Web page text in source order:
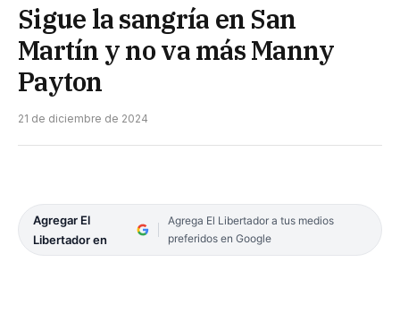
Sigue la sangría en San
Martín y no va más Manny
Payton
21 de diciembre de 2024
Agregar El
Libertador en
Agrega El Libertador a tus medios
preferidos en Google